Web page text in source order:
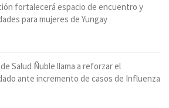
fortalecerá espacio de encuentro y
para mujeres de Yungay
Salud Ñuble llama a reforzar el
ante incremento de casos de Influenza